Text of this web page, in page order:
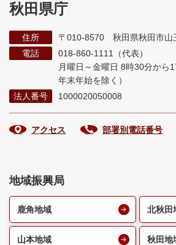
秋田県庁
住所
〒010-8570 秋田県秋田市山
電話
018-860-1111（代表）
月曜日～金曜日 8時30分から
年末年始を除く）
法人番号
1000020050008
アクセス 部署別電話番号
地域振興局
鹿角地域 北秋田
山本地域 秋田地